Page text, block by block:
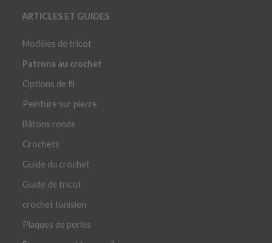
ARTICLES ET GUIDES
Modèles de tricot
Patrons au crochet
Options de fil
Peinture sur pierre
Bâtons ronds
Crochets
Guide du crochet
Guide de tricot
crochet tunisien
Plaques de perles